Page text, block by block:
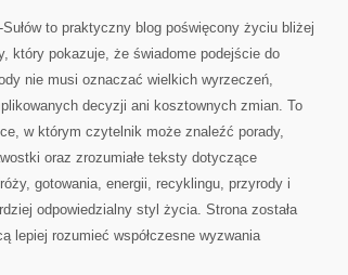
Sułów to praktyczny blog poświęcony życiu bliżej
który pokazuje, że świadome podejście do
nie musi oznaczać wielkich wyrzeczeń,
decyzji ani kosztownych zmian. To
w którym czytelnik może znaleźć porady,
oraz zrozumiałe teksty dotyczące
gotowania, energii, recyklingu, przyrody i
odpowiedzialny styl życia. Strona została
lepiej rozumieć współczesne wyzwania